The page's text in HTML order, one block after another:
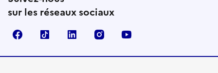
sur les réseaux sociaux
FacebookTikTok LinkedIn Instagram